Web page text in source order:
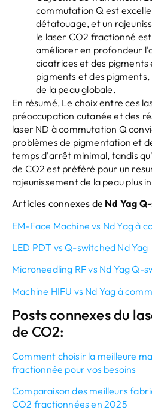
commutation Q est
détatouage, et un
le laser CO2 fractionné
améliorer en profondeur
cicatrices et des pigments
pigments et des
de la peau globale.
En résumé, Le choix entre ces
préoccupation cutanée et des
laser ND à commutation Q
problèmes de pigmentation et
temps d'arrêt minimal, tandis
de CO2 est préféré pour un
rajeunissement de la peau plus
Articles connexes de Nd Yag
EM-Face Machine vs Nd Yag à
LED PDT vs Q-switched Nd Yag
Microneedling RF vs Nd Yag Q-
Machine HIFU vs Nd Yag à
Posts connexes du
de CO2:
Comment choisir la meilleure
fractionnée pour vos besoins
Comparaison des meilleurs
CO2 fractionnées en 2025